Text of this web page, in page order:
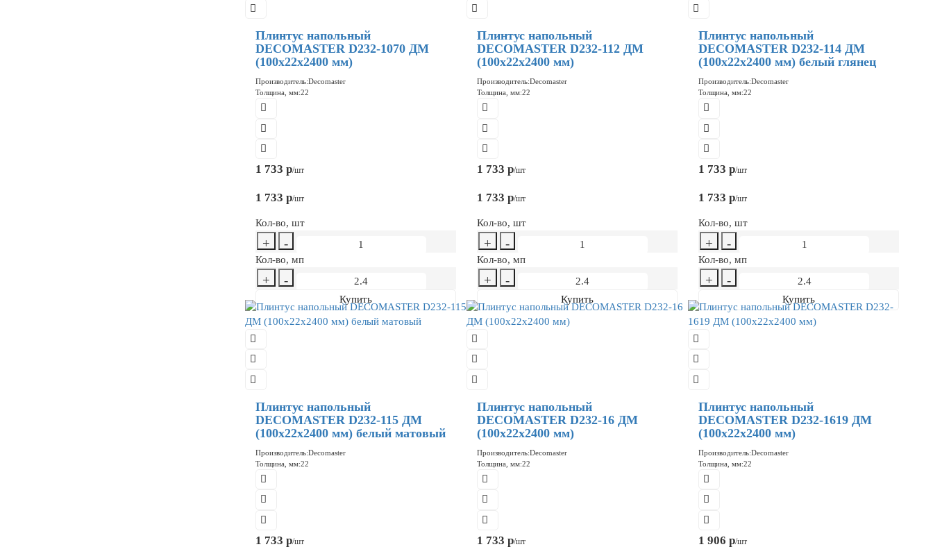
Плинтус напольный
DECOMASTER D232-1070 ДМ
(100x22x2400 мм)
Производитель:Decomaster
Толщина, мм:22
1 733 р/шт
1 733 р/шт
Кол-во, шт
+ -
Кол-во, мп
+ -
Купить
Плинтус напольный
DECOMASTER D232-112 ДМ
(100x22x2400 мм)
Производитель:Decomaster
Толщина, мм:22
1 733 р/шт
1 733 р/шт
Кол-во, шт
+ -
Кол-во, мп
+ -
Купить
Плинтус напольный
DECOMASTER D232-114 ДМ
(100x22x2400 мм) белый глянец
Производитель:Decomaster
Толщина, мм:22
1 733 р/шт
1 733 р/шт
Кол-во, шт
+ -
Кол-во, мп
+ -
Купить
Плинтус напольный
DECOMASTER D232-115 ДМ
(100x22x2400 мм) белый матовый
Производитель:Decomaster
Толщина, мм:22
1 733 р/шт
Плинтус напольный
DECOMASTER D232-16 ДМ
(100x22x2400 мм)
Производитель:Decomaster
Толщина, мм:22
1 733 р/шт
Плинтус напольный
DECOMASTER D232-1619 ДМ
(100x22x2400 мм)
Производитель:Decomaster
Толщина, мм:22
1 906 р/шт